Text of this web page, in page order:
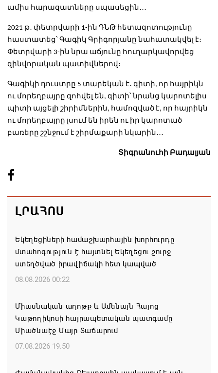
ամիս հարազատները սպասեցին․․․
2021 թ․ փետրվարի 1-ին ԴՆԹ հետազոտությունը
հաստատեց՝ Գագիկ Գրիգորյանը նահատակվել է։
Փետրվարի 3-ին նրա աճյունը հուղարկավորվեց
զինվորական պատիվներով։
Գագիկի դուստրը 5 տարեկան է․ գիտի, որ հայրիկն
ու մորեղբայրը զոհվել են, գիտի՝ նրանց կարոտելիս
պիտի այցելի շիրիմներին, համոզված է, որ հայրիկն
ու մորեղբայրը լսում են իրեն ու իր կարոտած
բառերը շշնջում է շիրմաքարի նկարին․․․
Տիգրանուհի Բադալյան
ԼՐԱՀՈՍ
Եկեղեցիների համաշխարհային խորհուրդը
մտահոգություն է հայտնել Եկեղեցու շուրջ
ստեղծված իրավիճակի հետ կապված
08.08.2026 00:22
Միասնական աղոթք և Ամենայն Հայոց
Կաթողիկոսի հայրապետական պատգամը
Միածնաէջ Մայր Տաճարում
07.08.2026 19:50